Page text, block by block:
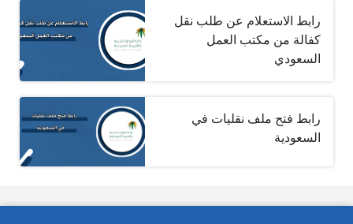
رابط الاستعلام عن طلب نقل
كفالة من مكتب العمل
السعودي
رابط فتح ملف نقليات في
السعودية